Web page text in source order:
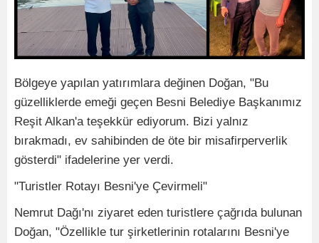
Bölgeye yapılan yatırımlara değinen Doğan, "Bu
güzelliklerde emeği geçen Besni Belediye Başkanımız
Reşit Alkan'a teşekkür ediyorum. Bizi yalnız
bırakmadı, ev sahibinden de öte bir misafirperverlik
gösterdi" ifadelerine yer verdi.
"Turistler Rotayı Besni'ye Çevirmeli"
Nemrut Dağı'nı ziyaret eden turistlere çağrıda bulunan
Doğan, "Özellikle tur şirketlerinin rotalarını Besni'ye